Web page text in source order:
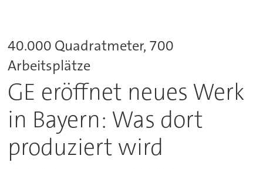
40.000 Quadratmeter, 700
Arbeitsplätze
GE eröffnet neues Werk
in Bayern: Was dort
produziert wird